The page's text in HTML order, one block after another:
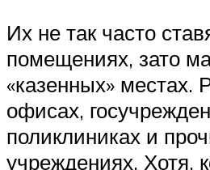
Их не так часто
помещениях, зато
«казенных» местах.
офисах,
поликлиниках и
учреждениях. Хотя,